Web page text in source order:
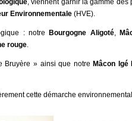
, viennent garnir la gamme des
Environnementale (HVE).
: notre Bourgogne Aligoté,
rouge.
Bruyère » ainsi que notre Mâcon Igé
cette démarche